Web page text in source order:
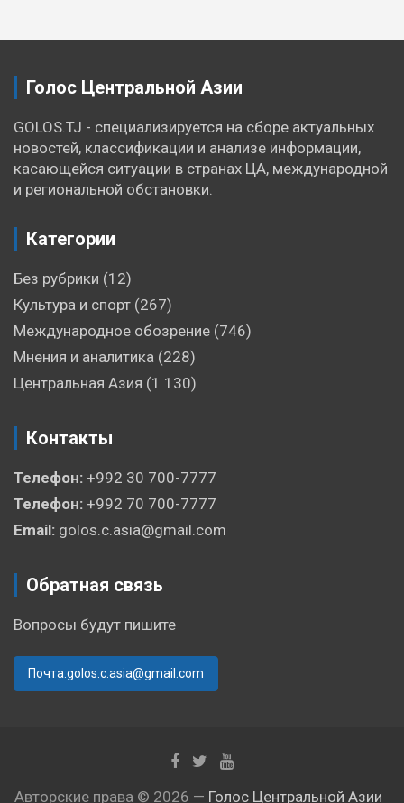
Голос Центральной Азии
GOLOS.TJ - специализируется на сборе актуальных
новостей, классификации и анализе информации,
касающейся ситуации в странах ЦА, международной
и региональной обстановки.
Категории
Без рубрики (12)
Культура и спорт (267)
Международное обозрение (746)
Мнения и аналитика (228)
Центральная Азия (1 130)
Контакты
Телефон: +992 30 700-7777
Телефон: +992 70 700-7777
Email: golos.c.asia@gmail.com
Обратная связь
Вопросы будут пишите
Почта:golos.c.asia@gmail.com
Авторские права © 2026 — Голос Центральной Азии